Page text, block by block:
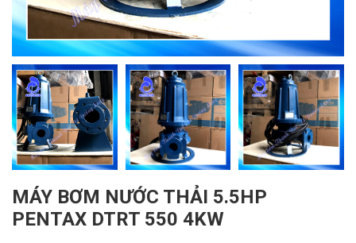
MÁY BƠM NƯỚC THẢI 5.5HP
PENTAX DTRT 550 4KW